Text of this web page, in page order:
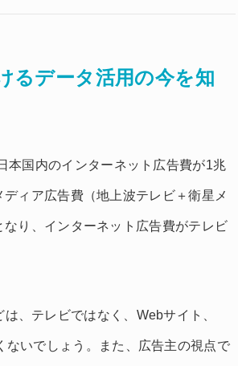
るデータ活用の今を知
本国内のインターネット広告費が1兆
ィア広告費（地上波テレビ＋衛星メ
り、インターネット広告費がテレビ
、テレビではなく、Webサイト、
いでしょう。また、広告主の視点で